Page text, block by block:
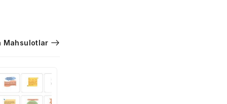
Mahsulotlar